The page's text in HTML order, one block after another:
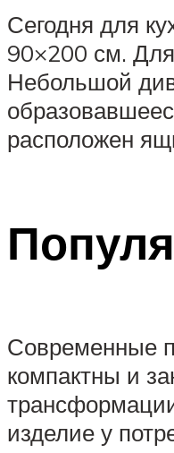
Сегодня для
90×200 см.
Небольшой
расположен
Современные
компактны и
изделие у